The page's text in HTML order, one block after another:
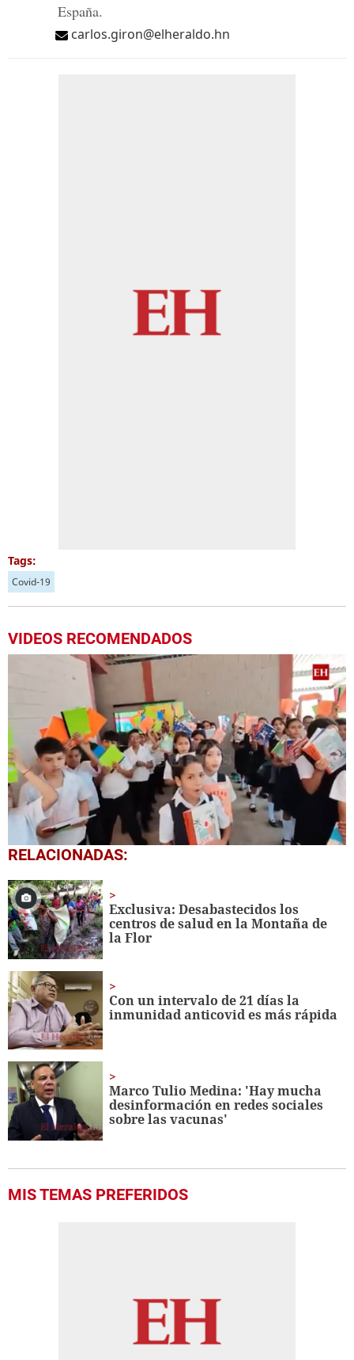
España.
carlos.giron@elheraldo.hn
Tags:
Covid-19
VIDEOS RECOMENDADOS
0
of
minute,
56
seconds
RELACIONADAS:
Exclusiva: Desabastecidos los
centros de salud en la Montaña de
la Flor
Con un intervalo de 21 días la
inmunidad anticovid es más rápida
Marco Tulio Medina: 'Hay mucha
desinformación en redes sociales
sobre las vacunas'
MIS TEMAS PREFERIDOS